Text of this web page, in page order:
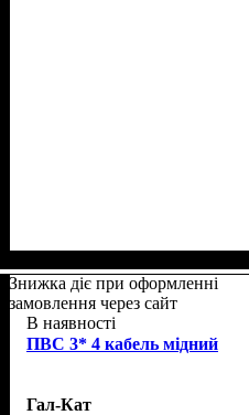
Знижка діє при оформленні
замовлення через сайт
В наявності
ПВС 3* 4 кабель мідний
Гал-Кат